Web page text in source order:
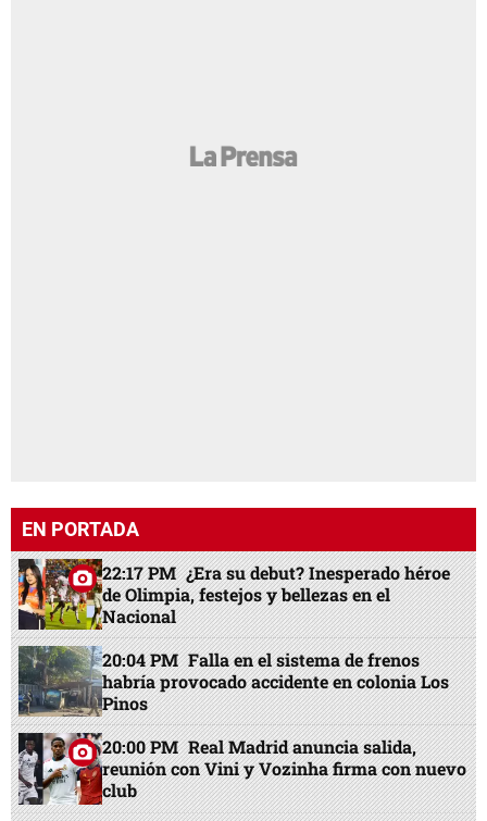
EN PORTADA
22:17 PM ¿Era su debut? Inesperado héroe
de Olimpia, festejos y bellezas en el
Nacional
20:04 PM Falla en el sistema de frenos
habría provocado accidente en colonia Los
Pinos
20:00 PM Real Madrid anuncia salida,
reunión con Vini y Vozinha firma con nuevo
club